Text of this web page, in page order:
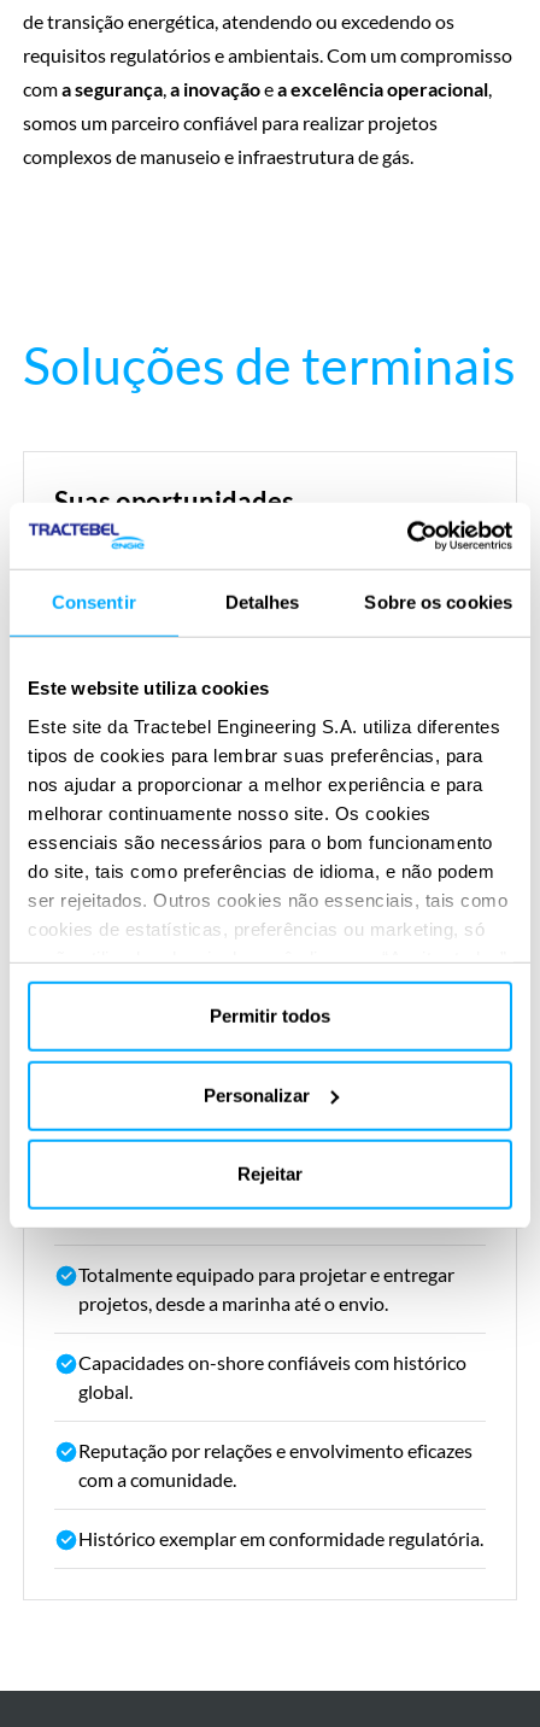
Consentir Detalhes Sobre os cookies
Este website utiliza cookies
Este site da Tractebel Engineering S.A. utiliza diferentes
tipos de cookies para lembrar suas preferências, para
nos ajudar a proporcionar a melhor experiência e para
melhorar continuamente nosso site. Os cookies
essenciais são necessários para o bom funcionamento
do site, tais como preferências de idioma, e não podem
ser rejeitados. Outros cookies não essenciais, tais como
cookies de estatísticas, preferências ou marketing, só
Para obter mais informações, leia nossa política de
cookies na seção “Sobre” e na parte inferior do nosso
site.
Permitir todos
Personalizar
Rejeitar
de transição energética, atendendo ou excedendo os
requisitos regulatórios e ambientais. Com um compromisso
coma segurança,a inovaçãoea excelência operacional,
somos um parceiro confiável para realizar projetos
complexos de manuseio e infraestrutura de gás.
Soluções de terminais
Suas oportunidades
Repare seus terminais para a próxima geração de
gases.
soluções de terminais para gás hidrogênio e
Capture carbono das operações existentes com
otimizações de processos inovadoras.
Nosso valor agregado
Soluções abrangentes que cobrem todo o ciclo de
vida do projeto com parceiros e partes
Experiência em gerenciamento de projetos,
processos, engenharia civil, geotécnica,
controle, segurança, marítima, licenciamento e
meio ambiente.
Totalmente equipado para projetar e entregar
projetos, desde a marinha até o envio.
Capacidades on-shore confiáveis com histórico
global.
Reputação por relações e envolvimento eficazes
com a comunidade.
Histórico exemplar em conformidade regulatória.